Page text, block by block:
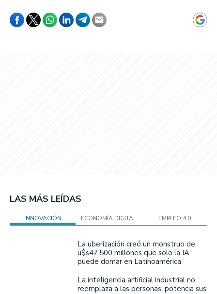
LAS MÁS LEÍDAS
INNOVACIÓN ECONOMÍA DIGITAL EMPLEO 4.0
La uberización creó un monstruo de
u$s47.500 millones que solo la IA
puede domar en Latinoamérica
La inteligencia artificial industrial no
reemplaza a las personas, potencia sus